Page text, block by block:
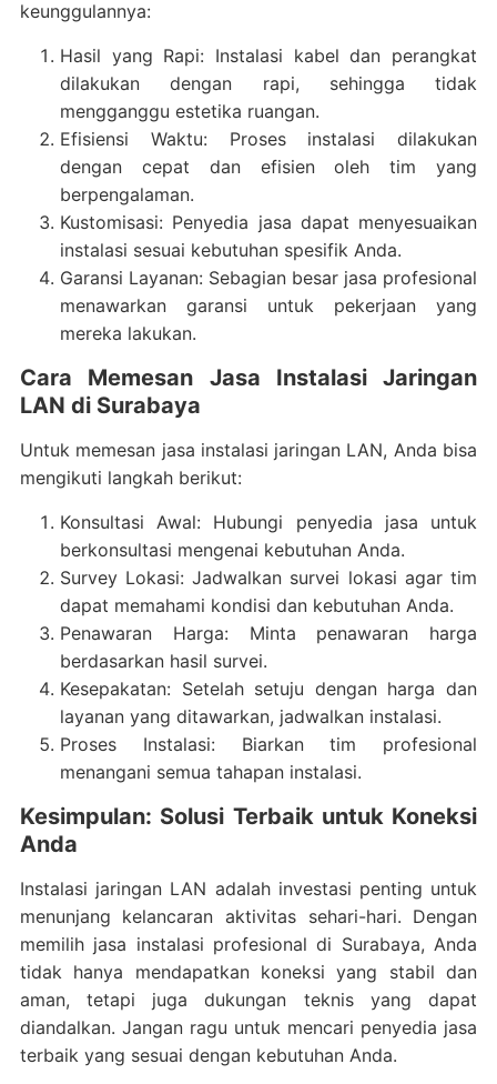
keunggulannya:
Hasil yang Rapi: Instalasi kabel dan perangkat
dilakukan dengan rapi, sehingga tidak
mengganggu estetika ruangan.
Efisiensi Waktu: Proses instalasi dilakukan
dengan cepat dan efisien oleh tim yang
berpengalaman.
Kustomisasi: Penyedia jasa dapat menyesuaikan
instalasi sesuai kebutuhan spesifik Anda.
Garansi Layanan: Sebagian besar jasa profesional
menawarkan garansi untuk pekerjaan yang
mereka lakukan.
Cara Memesan Jasa Instalasi Jaringan
LAN di Surabaya
Untuk memesan jasa instalasi jaringan LAN, Anda bisa
mengikuti langkah berikut:
Konsultasi Awal: Hubungi penyedia jasa untuk
berkonsultasi mengenai kebutuhan Anda.
Survey Lokasi: Jadwalkan survei lokasi agar tim
dapat memahami kondisi dan kebutuhan Anda.
Penawaran Harga: Minta penawaran harga
berdasarkan hasil survei.
Kesepakatan: Setelah setuju dengan harga dan
layanan yang ditawarkan, jadwalkan instalasi.
Proses Instalasi: Biarkan tim profesional
menangani semua tahapan instalasi.
Kesimpulan: Solusi Terbaik untuk Koneksi
Anda
Instalasi jaringan LAN adalah investasi penting untuk
menunjang kelancaran aktivitas sehari-hari. Dengan
memilih jasa instalasi profesional di Surabaya, Anda
tidak hanya mendapatkan koneksi yang stabil dan
aman, tetapi juga dukungan teknis yang dapat
diandalkan. Jangan ragu untuk mencari penyedia jasa
terbaik yang sesuai dengan kebutuhan Anda.